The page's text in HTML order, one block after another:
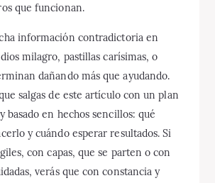
que funcionan.
información contradictoria en
milagro, pastillas carísimas, o
dañando más que ayudando.
salgas de este artículo con un plan
basado en hechos sencillos: qué
y cuándo esperar resultados. Si
con capas, que se parten o con
verás que con constancia y